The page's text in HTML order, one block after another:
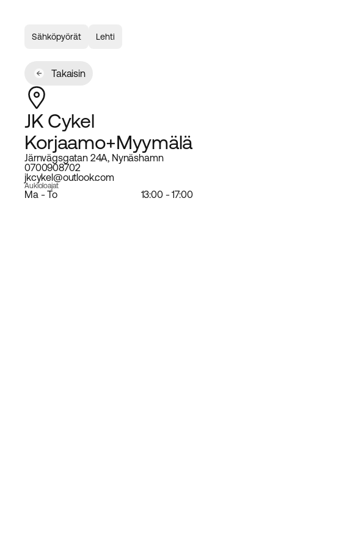
Sähköpyörät Lehti
Takaisin
JK Cykel
Korjaamo+Myymälä
Järnvägsgatan 24A, Nynäshamn
0700908702
jkcykel@outlook.com
Aukioloajat
Ma - To 13:00 - 17:00